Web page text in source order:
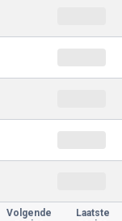
Volgende
Laatste